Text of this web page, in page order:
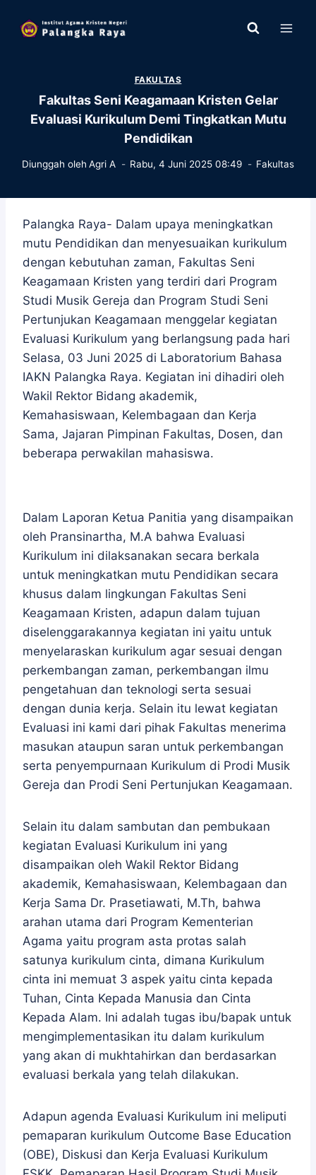
FAKULTAS
Fakultas Seni Keagamaan Kristen Gelar
Evaluasi Kurikulum Demi Tingkatkan Mutu
Pendidikan
Diunggah oleh Agri A Rabu, 4 Juni 2025 08:49 Fakultas
Palangka Raya- Dalam upaya meningkatkan
mutu Pendidikan dan menyesuaikan kurikulum
dengan kebutuhan zaman, Fakultas Seni
Keagamaan Kristen yang terdiri dari Program
Studi Musik Gereja dan Program Studi Seni
Pertunjukan Keagamaan menggelar kegiatan
Evaluasi Kurikulum yang berlangsung pada hari
Selasa, 03 Juni 2025 di Laboratorium Bahasa
IAKN Palangka Raya. Kegiatan ini dihadiri oleh
Wakil Rektor Bidang akademik,
Kemahasiswaan, Kelembagaan dan Kerja
Sama, Jajaran Pimpinan Fakultas, Dosen, dan
beberapa perwakilan mahasiswa.
Dalam Laporan Ketua Panitia yang disampaikan
oleh Pransinartha, M.A bahwa Evaluasi
Kurikulum ini dilaksanakan secara berkala
untuk meningkatkan mutu Pendidikan secara
khusus dalam lingkungan Fakultas Seni
Keagamaan Kristen, adapun dalam tujuan
diselenggarakannya kegiatan ini yaitu untuk
menyelaraskan kurikulum agar sesuai dengan
perkembangan zaman, perkembangan ilmu
pengetahuan dan teknologi serta sesuai
dengan dunia kerja. Selain itu lewat kegiatan
Evaluasi ini kami dari pihak Fakultas menerima
masukan ataupun saran untuk perkembangan
serta penyempurnaan Kurikulum di Prodi Musik
Gereja dan Prodi Seni Pertunjukan Keagamaan.
Selain itu dalam sambutan dan pembukaan
kegiatan Evaluasi Kurikulum ini yang
disampaikan oleh Wakil Rektor Bidang
akademik, Kemahasiswaan, Kelembagaan dan
Kerja Sama Dr. Prasetiawati, M.Th, bahwa
arahan utama dari Program Kementerian
Agama yaitu program asta protas salah
satunya kurikulum cinta, dimana Kurikulum
cinta ini memuat 3 aspek yaitu cinta kepada
Tuhan, Cinta Kepada Manusia dan Cinta
Kepada Alam. Ini adalah tugas ibu/bapak untuk
mengimplementasikan itu dalam kurikulum
yang akan di mukhtahirkan dan berdasarkan
evaluasi berkala yang telah dilakukan.
Adapun agenda Evaluasi Kurikulum ini meliputi
pemaparan kurikulum Outcome Base Education
(OBE), Diskusi dan Kerja Evaluasi Kurikulum